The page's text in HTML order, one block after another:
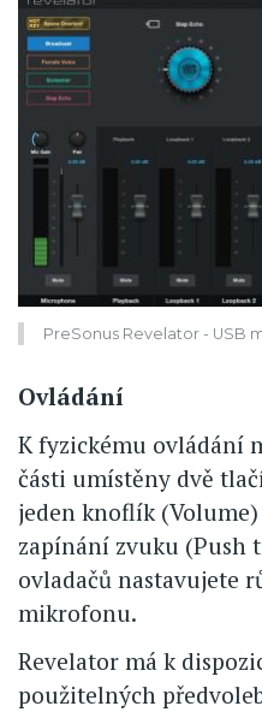
PreSonus Revelator - USB
Ovládání
K fyzickému ovládání
části umístěny dvě
jeden knoflík
zapínání zvuku (Push
ovladačů nastavujete
mikrofonu.
Revelator má k
použitelných